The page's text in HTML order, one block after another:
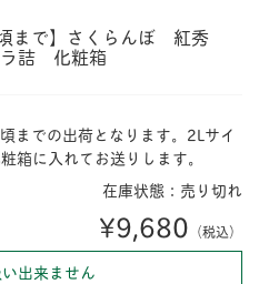
まで】さくらんぼ 紅秀
詰 化粧箱
までの出荷となります。2Lサイ
に入れてお送りします。
在庫状態：売り切れ
¥9,680 （税込）
出来ません